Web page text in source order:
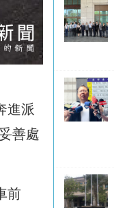
進派
善處
前